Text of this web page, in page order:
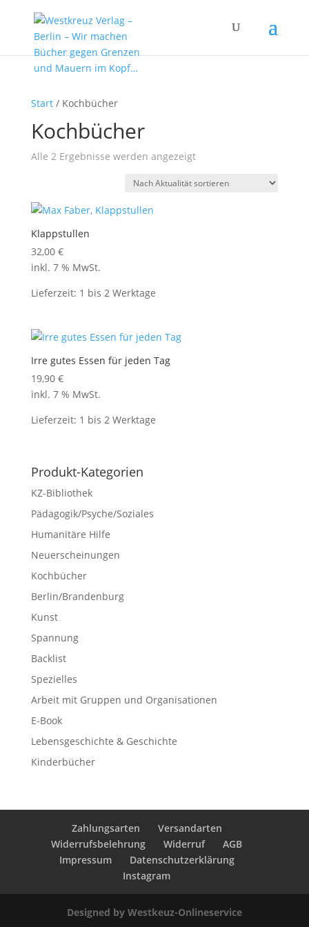
Start/ Kochbücher
Kochbücher
Alle 2 Ergebnisse werden angezeigtNach
sortiert
Klappstullen
32,00 €
inkl. 7 % MwSt.
Lieferzeit: 1 bis 2 Werktage
Irre gutes Essen für jeden Tag
19,90 €
inkl. 7 % MwSt.
Lieferzeit: 1 bis 2 Werktage
Produkt-Kategorien
KZ-Bibliothek
Pädagogik/Psyche/Soziales
Humanitäre Hilfe
Neuerscheinungen
Kochbücher
Berlin/Brandenburg
Kunst
Spannung
Backlist
Spezielles
Arbeit mit Gruppen und Organisationen
E-Book
Lebensgeschichte & Geschichte
Kinderbücher
Zahlungsarten
Versandarten
Widerrufsbelehrung
Widerruf
AGB
Impressum
Datenschutzerklärung
Instagram
Designed by Westkeuz-Onlineservice